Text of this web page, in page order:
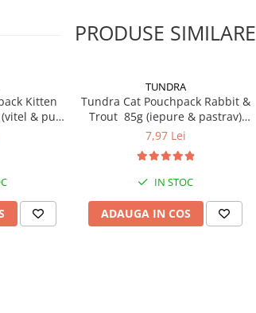
CREAMY TUNA SCALLOP
Vail and Chicken
PRODUSE SIMILARE
Kitten
& pui)
TUNDRA
Tundra Cat Pouchpack Rabbit &
Trout 85g (iepure & pastrav)
Hrana Umeda Pisici
7,97 Lei
IN STOC
ADAUGA IN COS